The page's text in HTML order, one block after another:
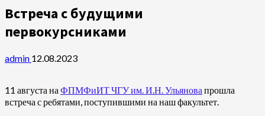
Встреча с будущими
первокурсниками
admin 12.08.2023
11 августа на ФПМФиИТ ЧГУ им. И.Н. Ульянова прошла
встреча с ребятами, поступившими на наш факультет.